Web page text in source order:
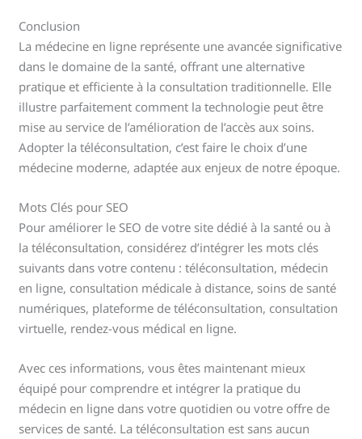
Conclusion
La médecine en ligne représente une avancée significative
dans le domaine de la santé, offrant une alternative
pratique et efficiente à la consultation traditionnelle. Elle
illustre parfaitement comment la technologie peut être
mise au service de l’amélioration de l’accès aux soins.
Adopter la téléconsultation, c’est faire le choix d’une
médecine moderne, adaptée aux enjeux de notre époque.
Mots Clés pour SEO
Pour améliorer le SEO de votre site dédié à la santé ou à
la téléconsultation, considérez d’intégrer les mots clés
suivants dans votre contenu : téléconsultation, médecin
en ligne, consultation médicale à distance, soins de santé
numériques, plateforme de téléconsultation, consultation
virtuelle, rendez-vous médical en ligne.
Avec ces informations, vous êtes maintenant mieux
équipé pour comprendre et intégrer la pratique du
médecin en ligne dans votre quotidien ou votre offre de
services de santé. La téléconsultation est sans aucun